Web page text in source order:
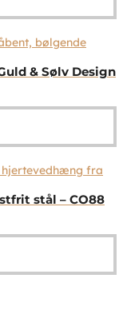
& Sølv Design
stål – CO88